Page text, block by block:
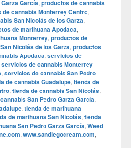
García, productos de cannabis
de cannabis Monterrey Centro,
San Nicolás de los Garza,
de marihuana Apodaca,
Monterrey, productos de
Nicolás de los Garza, productos
Apodaca, servicios de
servicios de cannabis Monterrey
, servicios de cannabis San Pedro
de cannabis Guadalupe, tienda de
, tienda de cannabis San Nicolás,
San Pedro Garza García,
, tienda de marihuana
de marihuana San Nicolás, tienda
San Pedro Garza García, Weed
, www.sandiegocream.com,